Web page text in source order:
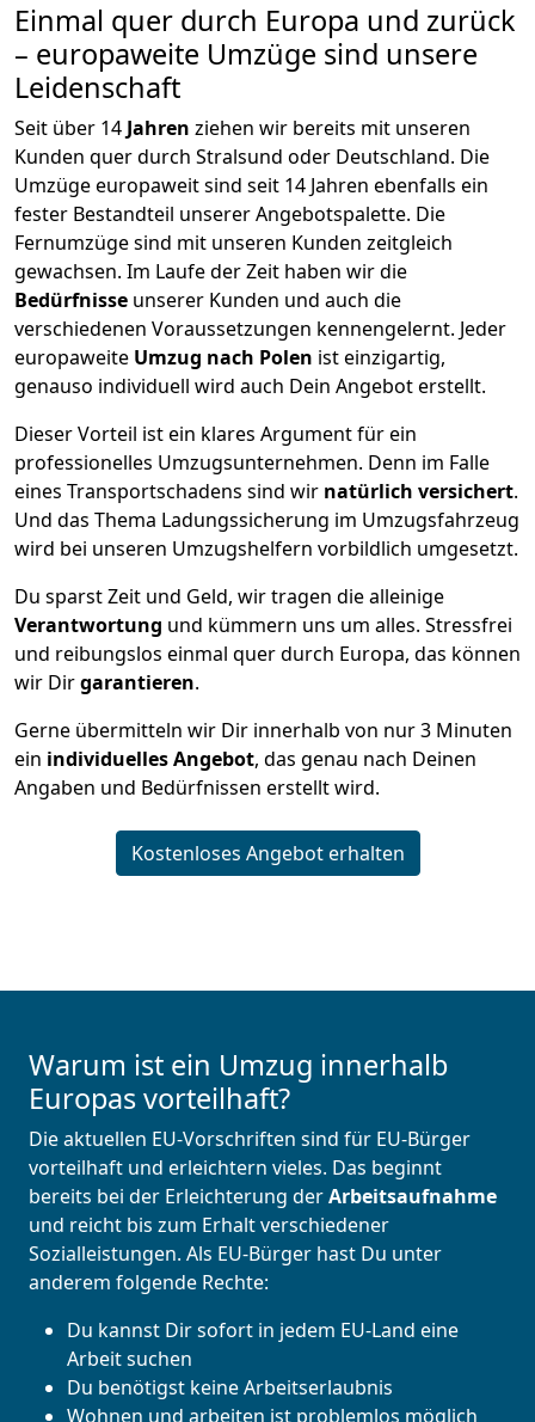
Einmal quer durch Europa und zurück
– europaweite Umzüge sind unsere
Leidenschaft
Seit über 14 Jahren ziehen wir bereits mit unseren
Kunden quer durch Stralsund oder Deutschland. Die
Umzüge europaweit sind seit 14 Jahren ebenfalls ein
fester Bestandteil unserer Angebotspalette. Die
Fernumzüge sind mit unseren Kunden zeitgleich
gewachsen. Im Laufe der Zeit haben wir die
Bedürfnisse unserer Kunden und auch die
verschiedenen Voraussetzungen kennengelernt. Jeder
europaweite Umzug nach Polen ist einzigartig,
genauso individuell wird auch Dein Angebot erstellt.
Dieser Vorteil ist ein klares Argument für ein
professionelles Umzugsunternehmen. Denn im Falle
eines Transportschadens sind wir natürlich versichert.
Und das Thema Ladungssicherung im Umzugsfahrzeug
wird bei unseren Umzugshelfern vorbildlich umgesetzt.
Du sparst Zeit und Geld, wir tragen die alleinige
Verantwortung und kümmern uns um alles. Stressfrei
und reibungslos einmal quer durch Europa, das können
wir Dirgarantieren.
Gerne übermitteln wir Dir innerhalb von nur3 Minuten
ein individuelles Angebot, das genau nach Deinen
Angaben und Bedürfnissen erstellt wird.
Kostenloses Angebot erhalten
Warum ist ein Umzug innerhalb
Europas vorteilhaft?
Die aktuellen EU-Vorschriften sind für EU-Bürger
vorteilhaft und erleichtern vieles. Das beginnt
bereits bei der Erleichterung derArbeitsaufnahme
und reicht bis zum Erhalt verschiedener
Sozialleistungen. Als EU-Bürger hast Du unter
anderem folgende Rechte:
Du kannst Dir sofort in jedem EU-Land eine
Arbeit suchen
Du benötigst keine Arbeitserlaubnis
Wohnen und arbeiten ist problemlos möglich